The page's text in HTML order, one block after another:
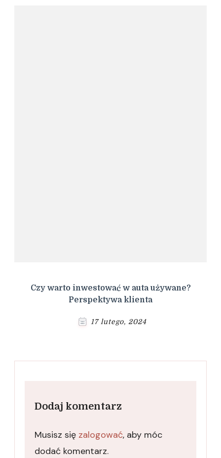
Czy warto inwestować w auta używane?
Perspektywa klienta
17 lutego, 2024
Dodaj komentarz
Musisz się zalogować, aby móc
dodać komentarz.